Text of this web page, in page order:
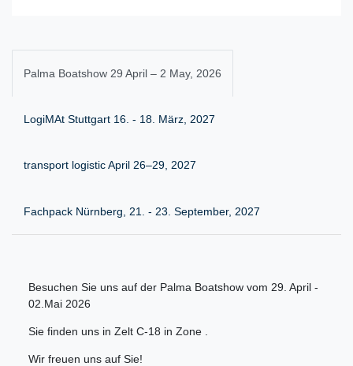
Palma Boatshow 29 April – 2 May, 2026
LogiMAt Stuttgart 16. - 18. März, 2027
transport logistic April 26–29, 2027
Fachpack Nürnberg, 21. - 23. September, 2027
Besuchen Sie uns auf der Palma Boatshow vom 29. April -
02.Mai 2026
Sie finden uns in Zelt C-18 in Zone .
Wir freuen uns auf Sie!